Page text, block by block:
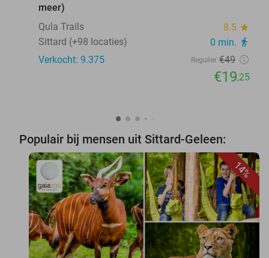
meer)
Qula Trails
8.5 star
Sittard (+98 locaties) 0 min. directions_walk
Verkocht: 9.375 Regulier €49
€19,25
Populair bij mensen uit Sittard-Geleen:
14%